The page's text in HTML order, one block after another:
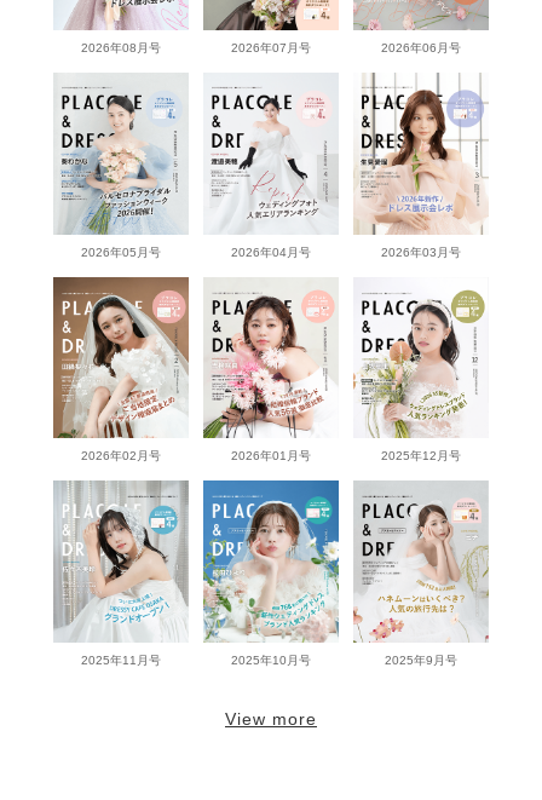
2026年08月号 2026年07月号 2026年06月号
2026年05月号 2026年04月号 2026年03月号
2026年02月号 2026年01月号 2025年12月号
2025年11月号 2025年10月号 2025年9月号
View more